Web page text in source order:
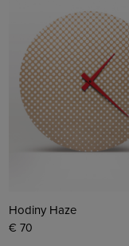
Hodiny Haze
€ 70